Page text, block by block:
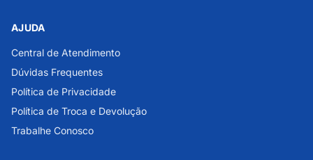
AJUDA
Central de Atendimento
Dúvidas Frequentes
Política de Privacidade
Política de Troca e Devolução
Trabalhe Conosco